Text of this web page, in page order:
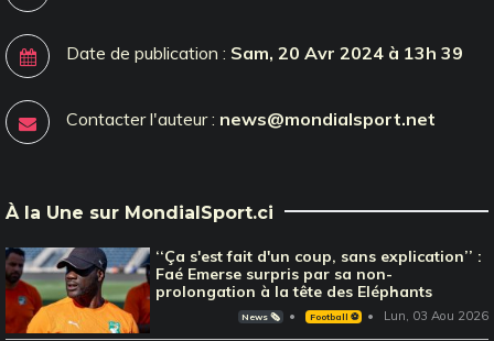
Date de publication : Sam, 20 Avr 2024 à 13h 39
Contacter l'auteur : news@mondialsport.net
À la Une sur MondialSport.ci
‘‘Ça s'est fait d'un coup, sans explication’’ :
Faé Emerse surpris par sa non-
prolongation à la tête des Eléphants
News 🗞️ Football ⚽️ Lun, 03 Aou 2026